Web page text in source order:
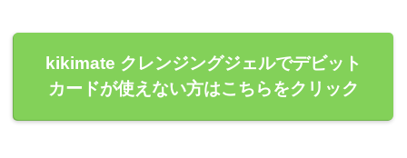
kikimate クレンジングジェルでデビット
カードが使えない方はこちらをクリック